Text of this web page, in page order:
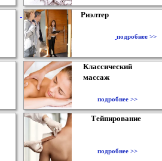
Риэлтер
подробнее >>
Классический
массаж
подробнее >>
Тейпирование
подробнее >>